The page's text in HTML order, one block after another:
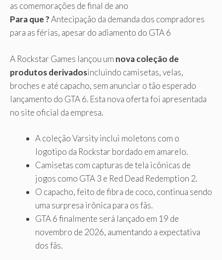
as comemorações de final de ano
Para que ?Antecipação da demanda dos compradores
para as férias, apesar do adiamento do GTA 6
A Rockstar Games lançou um nova coleção de
produtos derivadosincluindo camisetas, velas,
broches e até capacho, sem anunciar o tão esperado
lançamento do GTA 6. Esta nova oferta foi apresentada
no site oficial da empresa.
A coleção Varsity inclui moletons com o
logotipo da Rockstar bordado em amarelo.
Camisetas com capturas de tela icônicas de
jogos como GTA 3 e Red Dead Redemption 2.
O capacho, feito de fibra de coco, continua sendo
uma surpresa irônica para os fãs.
GTA 6 finalmente será lançado em 19 de
novembro de 2026, aumentando a expectativa
dos fãs.